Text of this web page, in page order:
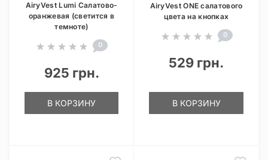
AiryVest Lumi Салатово-
оранжевая (светится в
темноте)
0
925 грн.
В КОРЗИНУ
AiryVest ONE салатового
цвета на кнопках
0
529 грн.
В КОРЗИНУ